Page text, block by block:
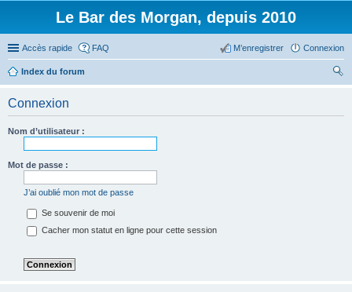
Le Bar des Morgan, depuis 2010
Accès rapide FAQ Connexion
M’enregistrer
Index du forum
Connexion
Nom d’utilisateur :
Mot de passe :
J’ai oublié mon mot de passe
Se souvenir de moi
Cacher mon statut en ligne pour cette session